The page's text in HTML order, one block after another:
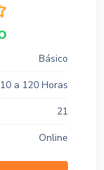
Básico
10 a 120 Horas
21
Online